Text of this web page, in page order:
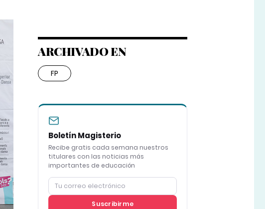
ARCHIVADO EN
FP
Boletín Magisterio
Recibe gratis cada semana nuestros
titulares con las noticias más
importantes de educación
Suscribirme